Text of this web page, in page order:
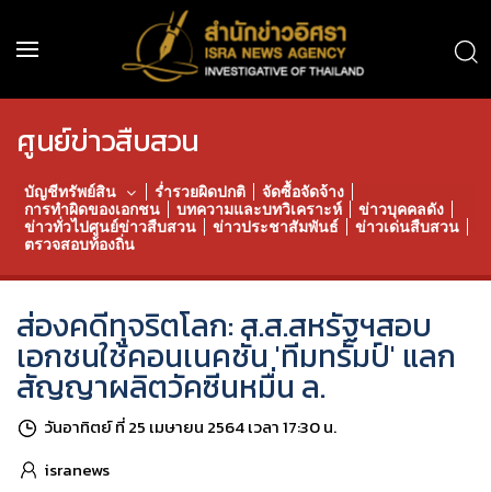
ศูนย์ข่าวสืบสวน
บัญชีทรัพย์สิน ร่ำรวยผิดปกติ
จัดซื้อจัดจ้าง
การทำผิดของเอกชน
บทความและบทวิเคราะห์
ข่าวบุคคลดัง
ข่าวทั่วไปศูนย์ข่าวสืบสวน
ข่าวประชาสัมพันธ์
ข่าวเด่นสืบสวน
ตรวจสอบท้องถิ่น
ส่องคดีทุจริตโลก: ส.ส.สหรัฐฯสอบ
เอกชนใช้คอนเนคชั่น 'ทีมทรัมป์' แลก
สัญญาผลิตวัคซีนหมื่น ล.
วันอาทิตย์ ที่ 25 เมษายน 2564 เวลา 17:30 น.
isranews